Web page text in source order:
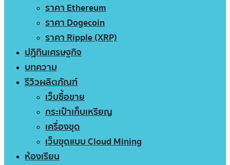
ราคา Ethereum
ราคา Dogecoin
ราคา Ripple (XRP)
ปฏิทินเศรษฐกิจ
บทความ
รีวิวผลิตภัณฑ์
เว็บซื้อขาย
กระเป๋าเก็บเหรียญ
เครื่องขุด
เว็บขุดแบบ Cloud Mining
ห้องเรียน